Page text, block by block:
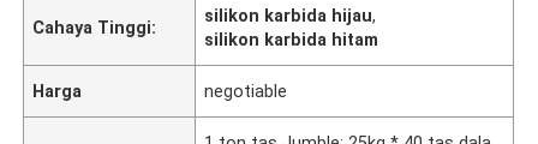
Cahaya Tinggi:
silikon karbida hijau,
silikon karbida hitam
Harga negotiable